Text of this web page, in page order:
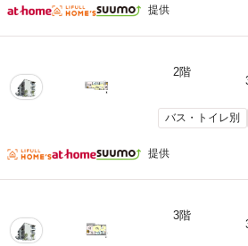
提供
2階
バス・トイレ別
提供
3階